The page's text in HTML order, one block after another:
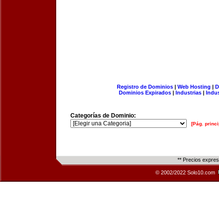
Registro de Dominios| Web Hosting |
Dominios Expirados | Industrias |
Categorías de Dominio:
[Pág.
** Precios
© 2002/2022 Solo10.com